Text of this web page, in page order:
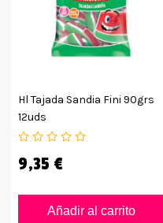
Hl Tajada Sandia Fini 90grs
12uds
9,35 €
Añadir al carrito